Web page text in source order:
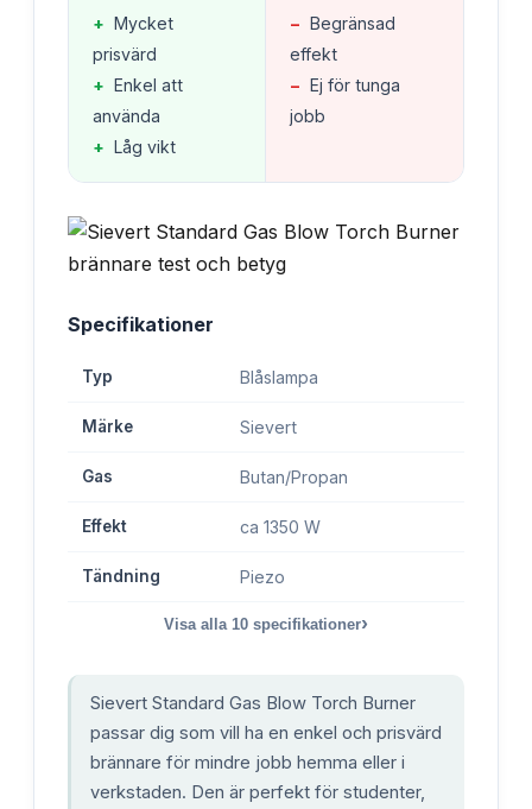
+ Mycket
prisvärd
+ Enkel att
använda
+ Låg vikt
− Begränsad
effekt
− Ej för tunga
jobb
Specifikationer
Typ Blåslampa
Märke Sievert
Gas Butan/Propan
Effekt ca 1350 W
Tändning Piezo
Visa alla 10 specifikationer›
Sievert Standard Gas Blow Torch Burner
passar dig som vill ha en enkel och prisvärd
brännare för mindre jobb hemma eller i
verkstaden. Den är perfekt för studenter,